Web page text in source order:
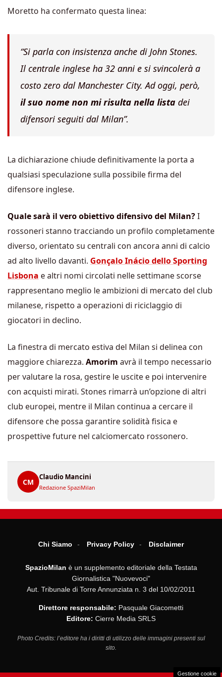
Moretto ha confermato questa linea:
“Si parla con insistenza anche di John Stones.
Il centrale inglese ha 32 anni e si svincolerà a
costo zero dal Manchester City. Ad oggi, però,
il suo nome non mi risulta nella lista dei
difensori seguiti dal Milan”.
La dichiarazione chiude definitivamente la porta a
qualsiasi speculazione sulla possibile firma del
difensore inglese.
Quale sarà il vero obiettivo difensivo del Milan?I
rossoneri stanno tracciando un profilo completamente
diverso, orientato su centrali con ancora anni di calcio
ad alto livello davanti. Gonçalo Inácio dello Sporting
Lisbona e altri nomi circolati nelle settimane scorse
rappresentano meglio le ambizioni di mercato del club
milanese, rispetto a operazioni di riciclaggio di
giocatori in declino.
La finestra di mercato estiva del Milan si delinea con
maggiore chiarezza. Amorim avrà il tempo necessario
per valutare la rosa, gestire le uscite e poi intervenire
con acquisti mirati. Stones rimarrà un’opzione di altri
club europei, mentre il Milan continua a cercare il
difensore che possa garantire solidità fisica e
prospettive future nel calciomercato rossonero.
CM
Claudio Mancini
Redazione SpaziMilan
Chi Siamo Privacy Policy Disclaimer
SpazioMilan è un supplemento editoriale della Testata
Giornalistica "Nuovevoci"
Aut. Tribunale di Torre Annunziata n. 3 del 10/02/2011
Direttore responsabile: Pasquale Giacometti
Editore: Cierre Media SRLS
Photo Credits: l’editore ha i diritti di utilizzo delle immagini presenti sul
sito.
Gestione cookie